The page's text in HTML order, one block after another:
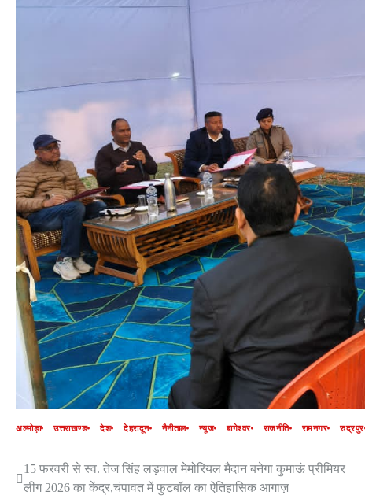
अल्मोड़ा उत्तराखण्ड देश देहरादून नैनीताल न्यूज बागेश्वर राजनीति रामनगर रुद्रपुर
Post
15 फरवरी से स्व. तेज सिंह लड़वाल मेमोरियल मैदान बनेगा कुमाऊं प्रीमियर
लीग 2026 का केंद्र,चंपावत में फुटबॉल का ऐतिहासिक आगाज़